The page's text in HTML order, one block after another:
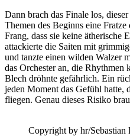
Dann brach das Finale los,
Themen des Beginns eine
Frang, dass sie keine ätherische
attackierte die Saiten mit
und tanzte einen wilden Walzer
das Orchester an, die Rhythmen
Blech dröhnte gefährlich. Ein
jeden Moment das Gefühl hatte,
fliegen. Genau dieses Risiko
Copyright by hr/Sebastian